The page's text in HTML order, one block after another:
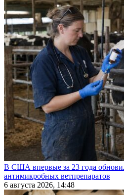
В США впервые за 23 года
антимикробных ветпрепаратов
6 августа 2026, 14:48